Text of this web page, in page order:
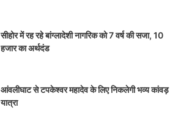
सीहोर में रह रहे बांग्लादेशी नागरिक को 7 वर्ष की सजा, 10
हजार का अर्थदंड
आंवलीघाट से टपकेश्वर महादेव के लिए निकलेगी भव्य कांवड़
यात्रा